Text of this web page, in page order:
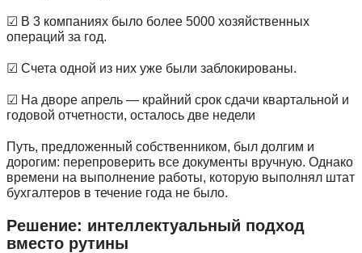
☑ В 3 компаниях было более 5000 хозяйственных
операций за год.
☑ Счета одной из них уже были заблокированы.
☑ На дворе апрель — крайний срок сдачи квартальной и
годовой отчетности, осталось две недели
Путь, предложенный собственником, был долгим и
дорогим: перепроверить все документы вручную. Однако
времени на выполнение работы, которую выполнял штат
бухгалтеров в течение года не было.
Решение: интеллектуальный подход
вместо рутины